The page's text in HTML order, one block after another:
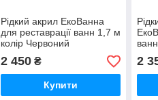
Рідкий акрил ЕкоВанна
для реставрації ванн 1,7 м
колір Червоний
2 450₴
Купити
2